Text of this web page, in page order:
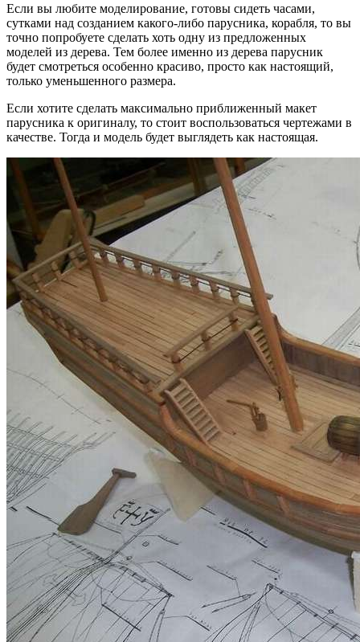
Если вы любите моделирование, готовы сидеть часами,
сутками над созданием какого-либо парусника, корабля, то вы
точно попробуете сделать хоть одну из предложенных
моделей из дерева. Тем более именно из дерева парусник
будет смотреться особенно красиво, просто как настоящий,
только уменьшенного размера.
Если хотите сделать максимально приближенный макет
парусника к оригиналу, то стоит воспользоваться чертежами в
качестве. Тогда и модель будет выглядеть как настоящая.